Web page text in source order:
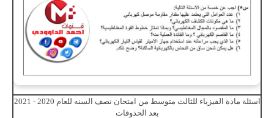
اسئلة مادة الفيزياء للثالث متوسط من امتحان نصف السنه للعام 2020 - 2021
بعد الحذوفات